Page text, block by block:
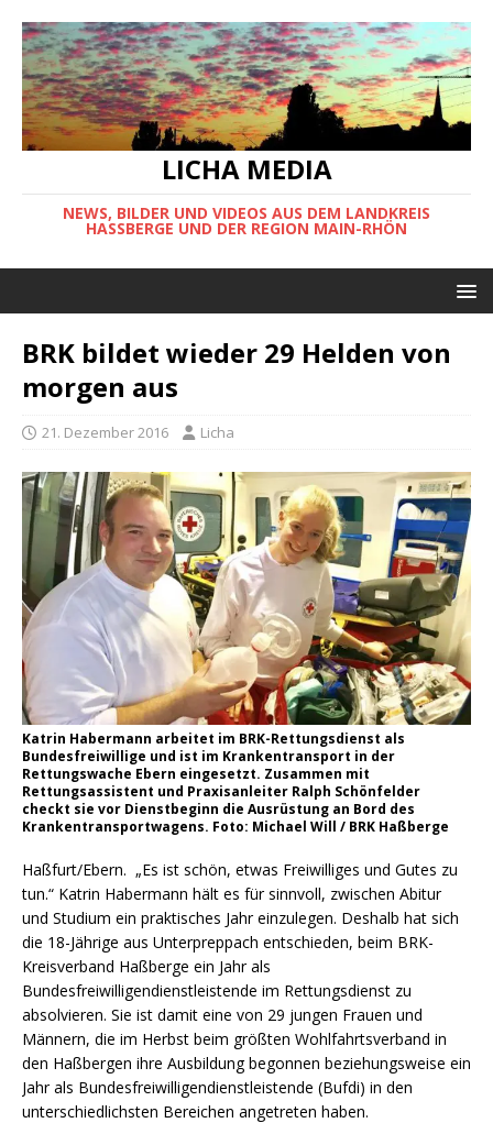
LICHA MEDIA
NEWS, BILDER UND VIDEOS AUS DEM LANDKREIS
HASSBERGE UND DER REGION MAIN-RHÖN
BRK bildet wieder 29 Helden von
morgen aus
21. Dezember 2016 Licha
Katrin Habermann arbeitet im BRK-Rettungsdienst als
Bundesfreiwillige und ist im Krankentransport in der
Rettungswache Ebern eingesetzt. Zusammen mit
Rettungsassistent und Praxisanleiter Ralph Schönfelder
checkt sie vor Dienstbeginn die Ausrüstung an Bord des
Krankentransportwagens. Foto: Michael Will / BRK Haßberge
Haßfurt/Ebern. „Es ist schön, etwas Freiwilliges und Gutes zu
tun.“ Katrin Habermann hält es für sinnvoll, zwischen Abitur
und Studium ein praktisches Jahr einzulegen. Deshalb hat sich
die 18-Jährige aus Unterpreppach entschieden, beim BRK-
Kreisverband Haßberge ein Jahr als
Bundesfreiwilligendienstleistende im Rettungsdienst zu
absolvieren. Sie ist damit eine von 29 jungen Frauen und
Männern, die im Herbst beim größten Wohlfahrtsverband in
den Haßbergen ihre Ausbildung begonnen beziehungsweise ein
Jahr als Bundesfreiwilligendienstleistende (Bufdi) in den
unterschiedlichsten Bereichen angetreten haben.